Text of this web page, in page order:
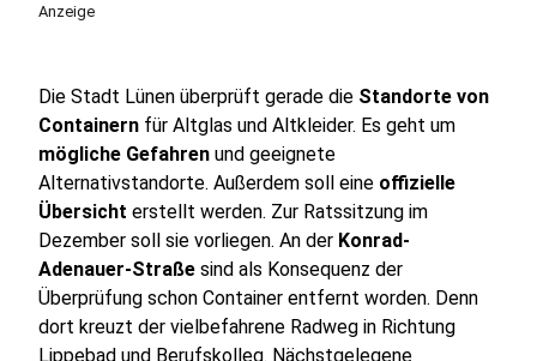
Anzeige
Die Stadt Lünen überprüft gerade die Standorte von
Containern für Altglas und Altkleider. Es geht um
mögliche Gefahren und geeignete
Alternativstandorte. Außerdem soll eine offizielle
Übersicht erstellt werden. Zur Ratssitzung im
Dezember soll sie vorliegen. An der Konrad-
Adenauer-Straße sind als Konsequenz der
Überprüfung schon Container entfernt worden. Denn
dort kreuzt der vielbefahrene Radweg in Richtung
Lippebad und Berufskolleg. Nächstgelegene